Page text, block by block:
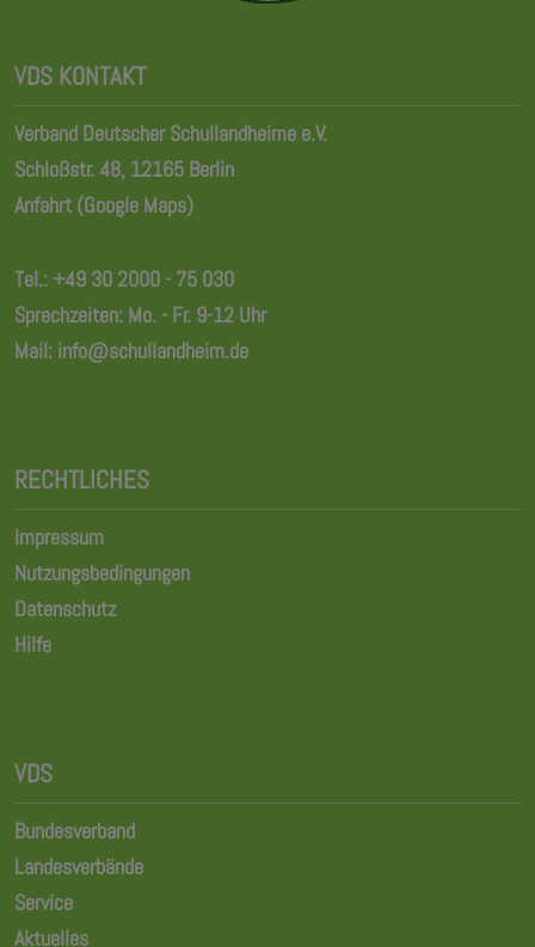
VDS KONTAKT
Verband Deutscher Schullandheime e.V.
Schloßstr. 48, 12165 Berlin
Anfahrt (Google Maps)
Tel.:+49 30 2000 - 75 030
Sprechzeiten: Mo. - Fr. 9-12 Uhr
Mail: info@schullandheim.de
RECHTLICHES
Impressum
Nutzungsbedingungen
Datenschutz
Hilfe
VDS
Bundesverband
Landesverbände
Service
Aktuelles